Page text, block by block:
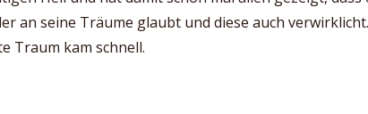
an seine Träume glaubt und diese auch
Traum kam schnell.